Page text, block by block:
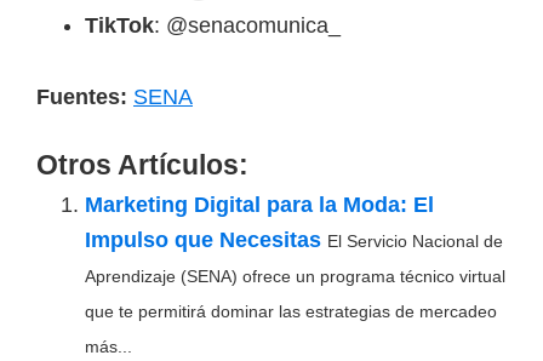
TikTok: @senacomunica_
Fuentes: SENA
Otros Artículos:
Marketing Digital para la Moda: El
Impulso que Necesitas El Servicio Nacional de
Aprendizaje (SENA) ofrece un programa técnico virtual
que te permitirá dominar las estrategias de mercadeo
más...